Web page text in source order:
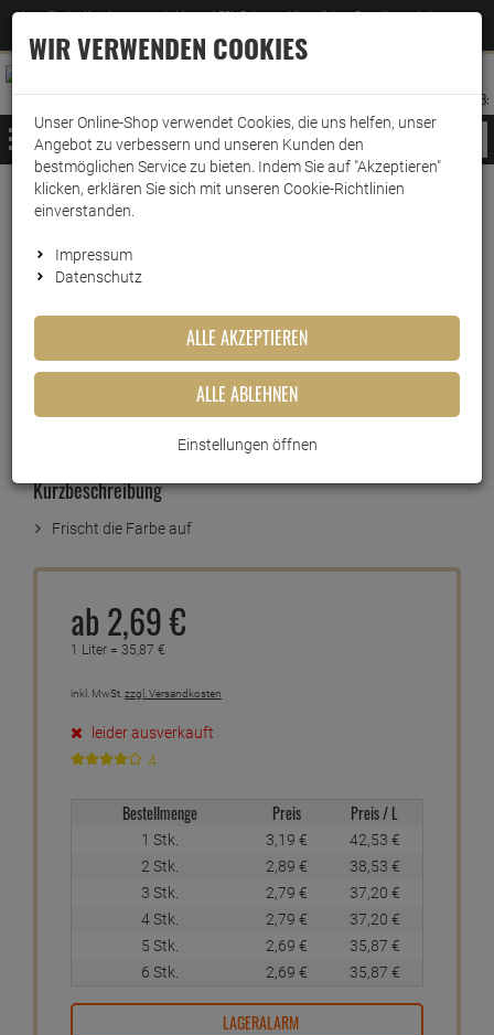
Jetzt für den Newsletter entscheiden und 5% Rabatt auf Ihre nächste Bestellung erhalten
–Zum Newsletter
ANMELDEN
AUFKLAPPEN
MERKZETTEL
WARENKORB:
MENÜ
Weiter einkaufen www.wark24.de Leben & Wohnen
Haushaltswaren
Schuhcreme & Pflegeprodukte
Erdal Recolor Farb Reparatur
Deckweiss 75 ml
Kurzbeschreibung
Frischt die Farbe auf
ab 2,69€
1 Liter = 35,87 €
inkl. MwSt.zzgl. Versandkosten
leider ausverkauft
4
Bestellmenge Preis Preis / L
1 Stk. 3, 19 € 42, 53 €
2 Stk.
2, 89 € 38, 53 €
3 Stk.
2, 79 € 37, 20 €
4 Stk.
2, 79 € 37, 20 €
5 Stk.
2, 69 € 35, 87 €
6 Stk.
2, 69 € 35, 87 €
LAGERALARM
WIR VERWENDEN COOKIES
Unser Online-Shop verwendet Cookies, die uns helfen, unser
Angebot zu verbessern und unseren Kunden den
bestmöglichen Service zu bieten. Indem Sie auf "Akzeptieren"
klicken, erklären Sie sich mit unseren Cookie-Richtlinien
einverstanden.
Impressum
Datenschutz
ALLE AKZEPTIEREN
ALLE ABLEHNEN
Einstellungen öffnen